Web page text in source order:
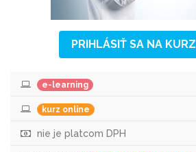
PRIHLÁSIŤ SA NA KURZ
e-learning
kurz online
nie je platcom DPH